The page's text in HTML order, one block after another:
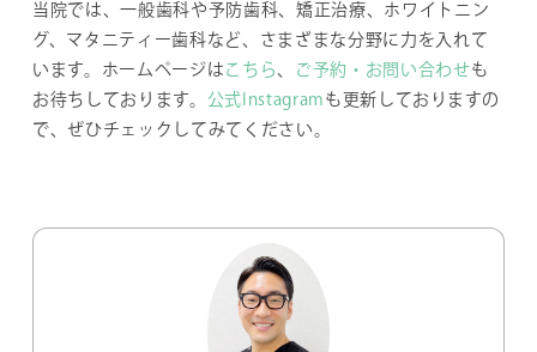
当院では、一般歯科や予防歯科、矯正治療、ホワイトニン
グ、マタニティー歯科など、さまざまな分野に力を入れて
います。ホームページは こちら、 ご予約・お問い合わせも
お待ちしております。 公式Instagram も更新しておりますの
で、ぜひチェックしてみてください。